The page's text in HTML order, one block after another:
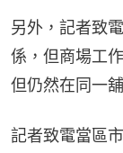
另外，記者致
係，但商場工
但仍然在同一
記者致電當區